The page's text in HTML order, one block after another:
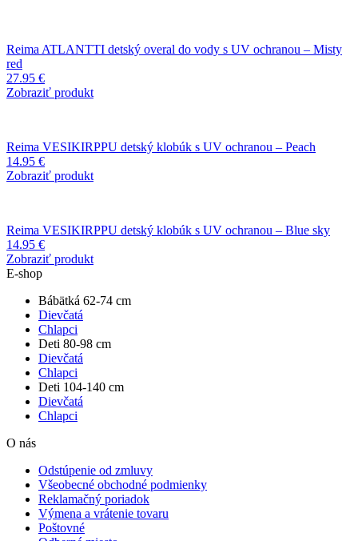
Reima ATLANTTI detský overal do vody s UV ochranou – Misty
red
27.95 €
Zobraziť produkt
Reima VESIKIRPPU detský klobúk s UV ochranou – Peach
14.95 €
Zobraziť produkt
Reima VESIKIRPPU detský klobúk s UV ochranou – Blue sky
14.95 €
Zobraziť produkt
E-shop
Bábätká 62-74 cm
Dievčatá
Chlapci
Deti 80-98 cm
Dievčatá
Chlapci
Deti 104-140 cm
Dievčatá
Chlapci
O nás
Odstúpenie od zmluvy
Všeobecné obchodné podmienky
Reklamačný poriadok
Výmena a vrátenie tovaru
Poštovné